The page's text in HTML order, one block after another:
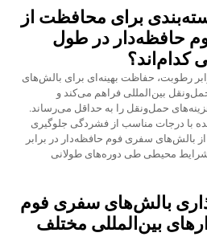
برای محافظت از
حافظه‌دار در طول
کدام‌اند؟
رطوبت، حفاظت بهینه‌ای برای بالش‌های
بین‌المللی فراهم می‌کند و
حمل‌ونقل را به حداقل می‌رساند.
با درجات مناسب از فشردگی جلوگیری
بالش‌های سفری فوم حافظه‌دار در برابر
محیطی طی دوره‌های طولانی
بالش‌های سفری فوم
بین‌المللی مختلف